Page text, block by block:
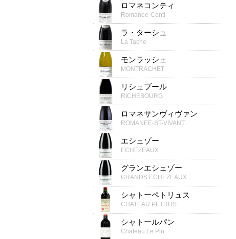
ロマネコンティ
Romanee-Conti
ラ・ターシュ
La Tache
モンラッシェ
MONTRACHET
リシュブール
RICHEBOURG
ロマネサンヴィヴァン
ROMANEE-ST-VIVANT
エシェゾー
ECHEZEAUX
グランエシェゾー
GRANDS ECHEZEAUX
シャトーペトリュス
CHATEAU PETRUS
シャトールパン
Chateau Le Pin